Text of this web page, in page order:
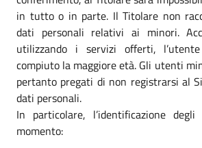
in tutto o in parte. Il Titolare non
dati personali relativi ai minori.
utilizzando i servizi offerti,
compiuto la maggiore età. Gli utenti
pertanto pregati di non registrarsi al
dati personali.
In particolare, l’identificazione
momento: